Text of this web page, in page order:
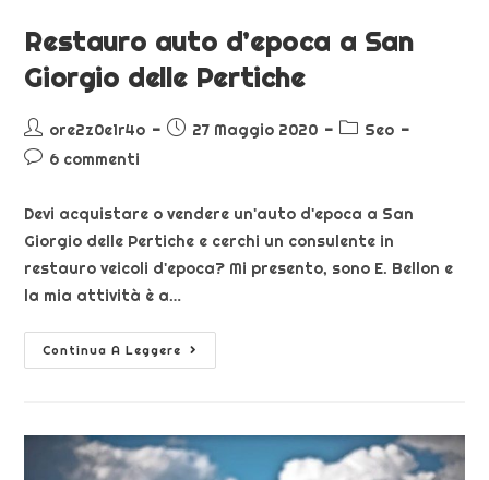
Restauro auto d’epoca a San
Giorgio delle Pertiche
ore2z0e1r4o 27 Maggio 2020
Seo
6 commenti
Devi acquistare o vendere un'auto d'epoca a San
Giorgio delle Pertiche e cerchi un consulente in
restauro veicoli d'epoca? Mi presento, sono E. Bellon e
la mia attività è a…
Continua A Leggere